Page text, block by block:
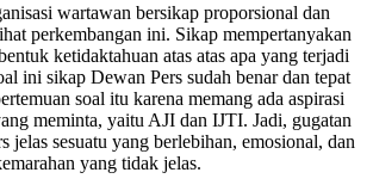
wartawan bersikap proporsional dan
perkembangan ini. Sikap mempertanyakan
ketidaktahuan atas atas apa yang terjadi
ini sikap Dewan Pers sudah benar dan tepat
soal itu karena memang ada aspirasi
meminta, yaitu AJI dan IJTI. Jadi, gugatan
jelas sesuatu yang berlebihan, emosional, dan
yang tidak jelas.